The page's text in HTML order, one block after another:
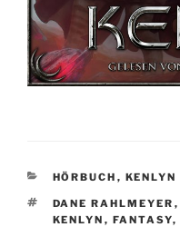
KATEGORIEN
HÖRBUCH , KENLYN
SCHLAGWÖRTER
DANE RAHLMEYER ,
KENLYN , FANTASY,